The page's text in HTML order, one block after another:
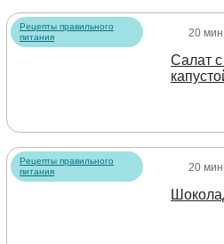
Рецепты правильного
питания
20 мин
Салат с
Рецепты правильного
питания
20 мин